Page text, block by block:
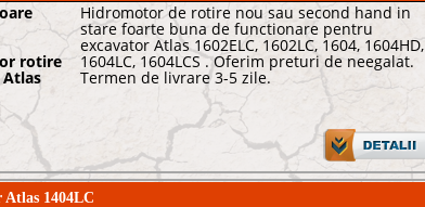
rotire
Hidromotor de rotire nou sau second hand in
stare foarte buna de functionare pentru
excavator Atlas 1602ELC, 1602LC, 1604, 1604HD,
1604LC, 1604LCS . Oferim preturi de neegalat.
Termen de livrare 3-5 zile.
1404LC